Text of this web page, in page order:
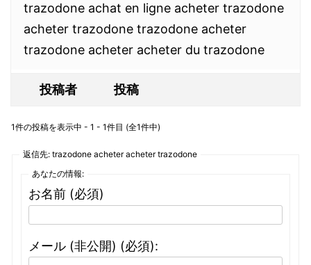
trazodone achat en ligne acheter trazodone
acheter trazodone trazodone acheter
trazodone acheter acheter du trazodone
投稿者 投稿
1件の投稿を表示中 - 1 - 1件目 (全1件中)
返信先: trazodone acheter acheter trazodone
あなたの情報:
お名前 (必須)
メール (非公開) (必須):